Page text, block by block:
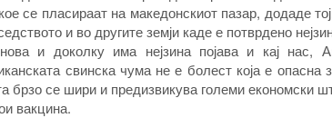
се пласираат на македонскиот пазар, додаде
и во другите земји каде е потврдено
и доколку има нејзина појава и кај нас,
свинска чума не е болест која е
брзо се шири и предизвикува големи економски
вакцина.